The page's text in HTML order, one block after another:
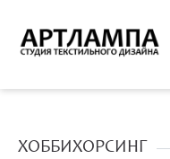
ХОББИХОРСИНГ